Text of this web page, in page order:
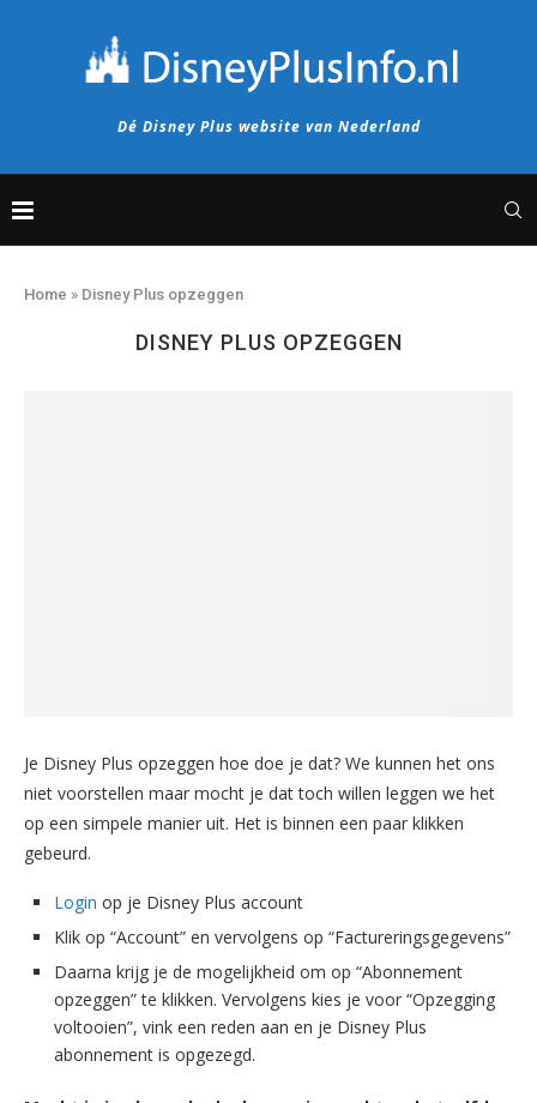
Dé Disney Plus website van Nederland
Home » Disney Plus opzeggen
DISNEY PLUS OPZEGGEN
Je Disney Plus opzeggen hoe doe je dat? We kunnen het ons
niet voorstellen maar mocht je dat toch willen leggen we het
op een simpele manier uit. Het is binnen een paar klikken
gebeurd.
Login op je Disney Plus account
Klik op “Account” en vervolgens op “Factureringsgegevens”
Daarna krijg je de mogelijkheid om op “Abonnement
opzeggen” te klikken. Vervolgens kies je voor “Opzegging
voltooien”, vink een reden aan en je Disney Plus
abonnement is opgezegd.